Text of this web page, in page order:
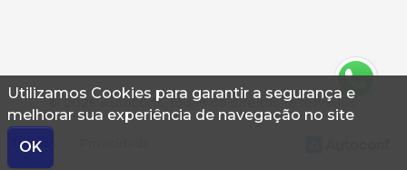
Utilizamos Cookies para garantir a segurança e
melhorar sua experiência de navegação no site
OK
© 2026 Autoconf. Todos os direitos reservados.
Termos